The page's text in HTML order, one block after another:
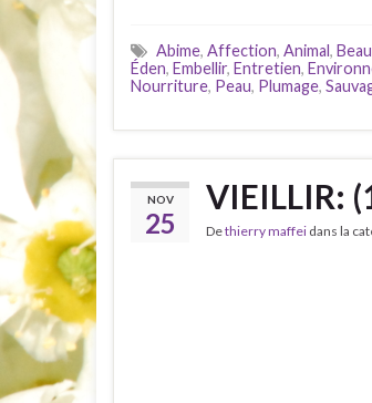
Abime, Affection, Animal,
Éden, Embellir, Entretien,
Nourriture, Peau, Plumage,
NOV
25
VIEILLIR:
Dethierry maffei dans la